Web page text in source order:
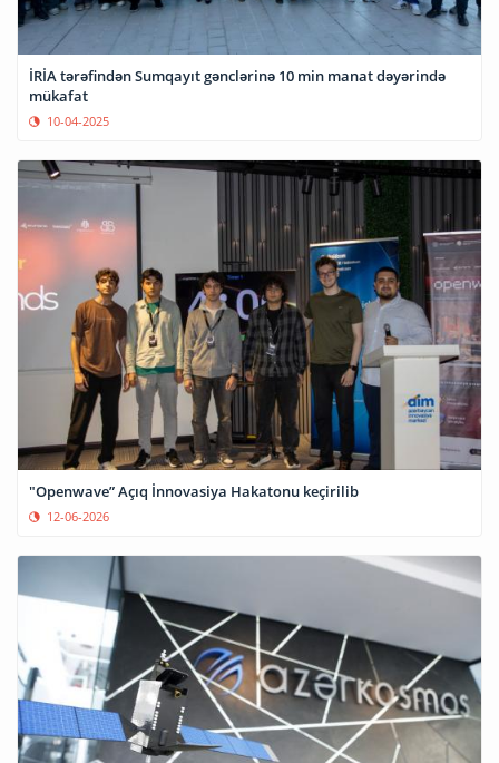
İRİA tərəfindən Sumqayıt gənclərinə 10 min manat dəyərində
mükafat
10-04-2025
"Openwave” Açıq İnnovasiya Hakatonu keçirilib
12-06-2026